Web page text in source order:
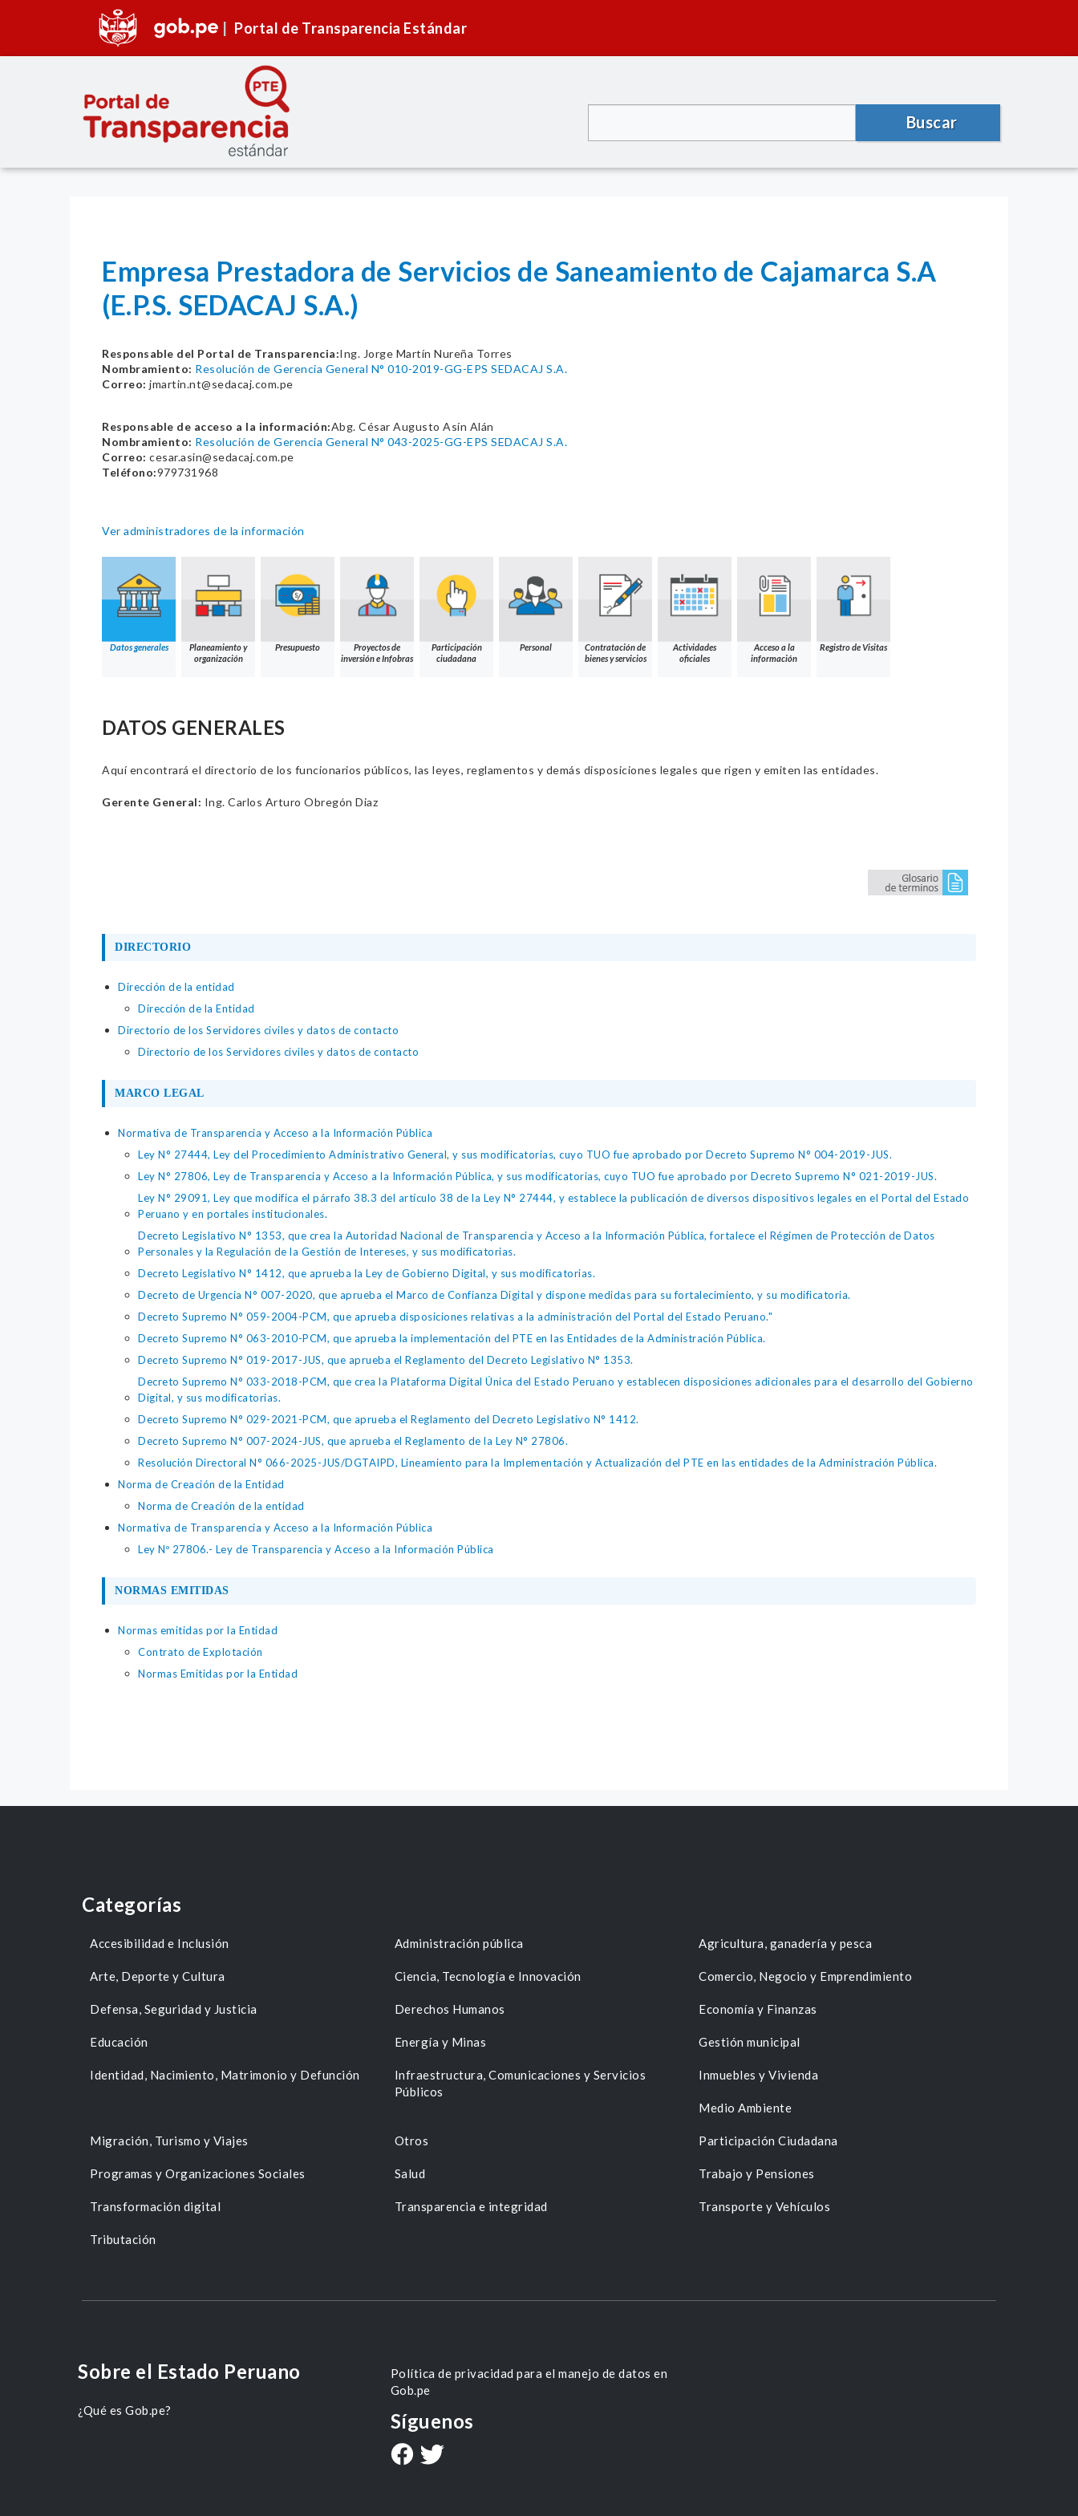
Portal de Transparencia Estándar
Buscar
Empresa Prestadora de Servicios de Saneamiento de Cajamarca S.A
(E.P.S. SEDACAJ S.A.)
Responsable del Portal de Transparencia:Ing. Jorge Martín Nureña Torres
Nombramiento: Resolución de Gerencia General N° 010-2019-GG-EPS SEDACAJ S.A.
Correo: jmartin.nt@sedacaj.com.pe
Responsable de acceso a la información:Abg. César Augusto Asín Alán
Nombramiento: Resolución de Gerencia General N° 043-2025-GG-EPS SEDACAJ S.A.
Correo: cesar.asin@sedacaj.com.pe
Teléfono:979731968
Ver administradores de la información
Datos generales
Planeamiento y
organización
Presupuesto
Proyectos de
inversión e Infobras
Participación
ciudadana
Personal
Contratación de
bienes y servicios
Actividades
oficiales
Acceso a la
información
Registro de Visitas
DATOS GENERALES
Aquí encontrará el directorio de los funcionarios públicos, las leyes, reglamentos y demás disposiciones legales que rigen y emiten las entidades.
Gerente General: Ing. Carlos Arturo Obregón Diaz
DIRECTORIO
Dirección de la entidad
Dirección de la Entidad
Directorio de los Servidores civiles y datos de contacto
Directorio de los Servidores civiles y datos de contacto
MARCO LEGAL
Normativa de Transparencia y Acceso a la Información Pública
Ley N° 27444, Ley del Procedimiento Administrativo General, y sus modificatorias, cuyo TUO fue aprobado por Decreto Supremo N° 004-2019-JUS.
Ley N° 27806, Ley de Transparencia y Acceso a la Información Pública, y sus modificatorias, cuyo TUO fue aprobado por Decreto Supremo N° 021-2019-JUS.
Ley N° 29091, Ley que modifica el párrafo 38.3 del artículo 38 de la Ley N° 27444, y establece la publicación de diversos dispositivos legales en el Portal del Estado
Peruano y en portales institucionales.
Decreto Legislativo N° 1353, que crea la Autoridad Nacional de Transparencia y Acceso a la Información Pública, fortalece el Régimen de Protección de Datos
Personales y la Regulación de la Gestión de Intereses, y sus modificatorias.
Decreto Legislativo N° 1412, que aprueba la Ley de Gobierno Digital, y sus modificatorias.
Decreto de Urgencia N° 007-2020, que aprueba el Marco de Confianza Digital y dispone medidas para su fortalecimiento, y su modificatoria.
Decreto Supremo N° 059-2004-PCM, que aprueba disposiciones relativas a la administración del Portal del Estado Peruano."
Decreto Supremo N° 063-2010-PCM, que aprueba la implementación del PTE en las Entidades de la Administración Pública.
Decreto Supremo N° 019-2017-JUS, que aprueba el Reglamento del Decreto Legislativo N° 1353.
Decreto Supremo N° 033-2018-PCM, que crea la Plataforma Digital Única del Estado Peruano y establecen disposiciones adicionales para el desarrollo del Gobierno
Digital, y sus modificatorias.
Decreto Supremo N° 029-2021-PCM, que aprueba el Reglamento del Decreto Legislativo N° 1412.
Decreto Supremo N° 007-2024-JUS, que aprueba el Reglamento de la Ley N° 27806.
Resolución Directoral N° 066-2025-JUS/DGTAIPD, Lineamiento para la Implementación y Actualización del PTE en las entidades de la Administración Pública.
Norma de Creación de la Entidad
Norma de Creación de la entidad
Normativa de Transparencia y Acceso a la Información Pública
Ley Nº 27806.- Ley de Transparencia y Acceso a la Información Pública
NORMAS EMITIDAS
Normas emitidas por la Entidad
Contrato de Explotación
Normas Emitidas por la Entidad
Categorías
Accesibilidad e Inclusión Administración pública Agricultura, ganadería y pesca
Arte, Deporte y Cultura Ciencia, Tecnología e Innovación Comercio, Negocio y Emprendimiento
Defensa, Seguridad y Justicia Derechos Humanos Economía y Finanzas
Educación Energía y Minas Gestión municipal
Identidad, Nacimiento, Matrimonio y Defunción
Infraestructura, Comunicaciones y Servicios
Públicos
Inmuebles y Vivienda
Medio Ambiente
Migración, Turismo y Viajes Otros Participación Ciudadana
Programas y Organizaciones Sociales Salud Trabajo y Pensiones
Transformación digital Transparencia e integridad Transporte y Vehículos
Tributación
Sobre el Estado Peruano
¿Qué es Gob.pe?
Política de privacidad para el manejo de datos en
Gob.pe
Síguenos